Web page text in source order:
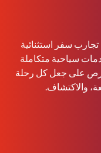
سفر استثنائية
سياحية متكاملة
على جعل كل رحلة
والاكتشاف.